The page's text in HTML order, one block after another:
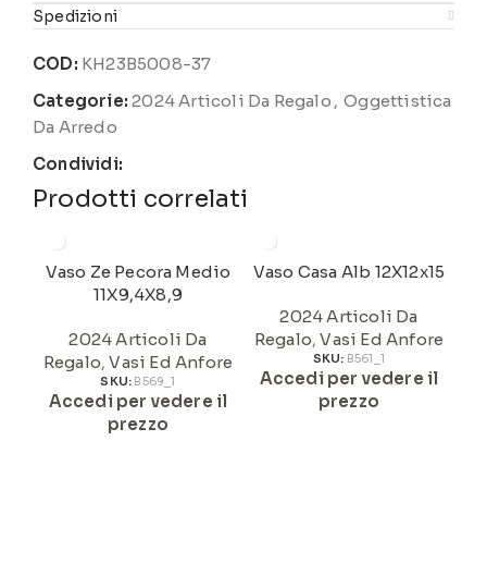
Spedizioni
COD: KH23B5008-37
Categorie: 2024 Articoli Da Regalo , Oggettistica
Da Arredo
Condividi:
Prodotti correlati
Vaso Ze Pecora Medio
11X9,4X8,9
2024 Articoli Da
Regalo,Vasi Ed Anfore
SKU: B569_1
Accedi per vedere il
prezzo
Vaso Casa Alb 12X12x15
2024 Articoli Da
Regalo,Vasi Ed Anfore
SKU: B561_1
Accedi per vedere il
prezzo